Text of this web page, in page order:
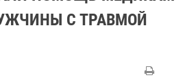
С ТРАВМОЙ